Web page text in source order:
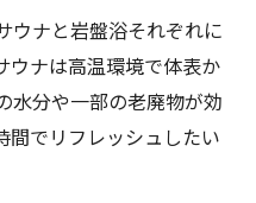
ウナと岩盤浴それぞれに
ウナは高温環境で体表か
水分や一部の老廃物が効
間でリフレッシュしたい